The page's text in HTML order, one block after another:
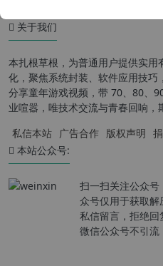
关于我们
本扎根草根，为普通用户提供实
化，聚焦系统封装、软件应用技
分享童年游戏视频，带 70、80、
业喧嚣，唯技术交流与青春回响，
私信本站 广告合作 版权声明
本站公众号:
扫一扫关注公众号
众号仅用于获取解
私信留言，拒绝回
微信公众号不引流